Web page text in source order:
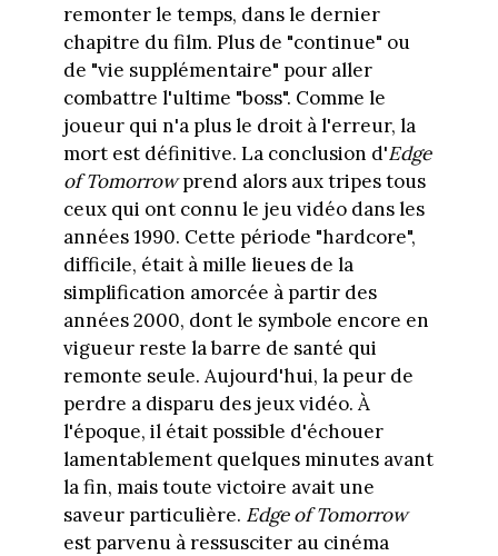
remonter le temps, dans le dernier
chapitre du film. Plus de "continue" ou
de "vie supplémentaire" pour aller
combattre l'ultime "boss". Comme le
joueur qui n'a plus le droit à l'erreur, la
mort est définitive. La conclusion d'Edge
of Tomorrowprend alors aux tripes tous
ceux qui ont connu le jeu vidéo dans les
années 1990. Cette période "hardcore",
difficile, était à mille lieues de la
simplification amorcée à partir des
années 2000, dont le symbole encore en
vigueur reste la barre de santé qui
remonte seule. Aujourd'hui, la peur de
perdre a disparu des jeux vidéo. À
l'époque, il était possible d'échouer
lamentablement quelques minutes avant
la fin, mais toute victoire avait une
saveur particulière. Edge of Tomorrow
est parvenu à ressusciter au cinéma